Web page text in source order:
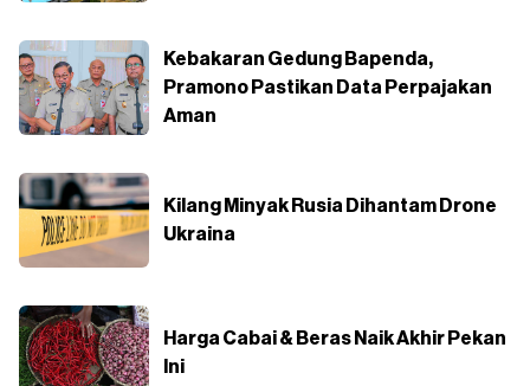
Kebakaran Gedung Bapenda,
Pramono Pastikan Data Perpajakan
Aman
Kilang Minyak Rusia Dihantam Drone
Ukraina
Harga Cabai & Beras Naik Akhir Pekan
Ini